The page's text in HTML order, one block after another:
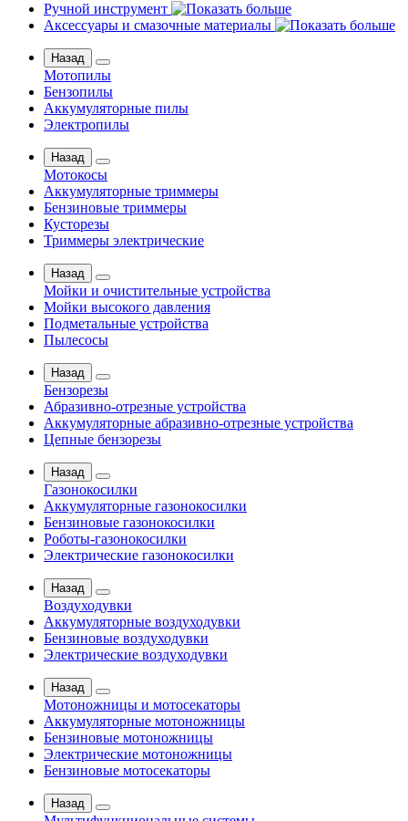
Ручной инструмент
Аксессуары и смазочные материалы
Назад
Мотопилы
Бензопилы
Аккумуляторные пилы
Электропилы
Назад
Мотокосы
Аккумуляторные триммеры
Бензиновые триммеры
Кусторезы
Триммеры электрические
Назад
Мойки и очистительные устройства
Мойки высокого давления
Подметальные устройства
Пылесосы
Назад
Бензорезы
Абразивно-отрезные устройства
Аккумуляторные абразивно-отрезные устройства
Цепные бензорезы
Назад
Газонокосилки
Аккумуляторные газонокосилки
Бензиновые газонокосилки
Роботы-газонокосилки
Электрические газонокосилки
Назад
Воздуходувки
Аккумуляторные воздуходувки
Бензиновые воздуходувки
Электрические воздуходувки
Назад
Мотоножницы и мотосекаторы
Аккумуляторные мотоножницы
Бензиновые мотоножницы
Электрические мотоножницы
Бензиновые мотосекаторы
Назад